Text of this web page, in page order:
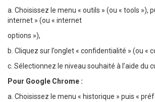
a. Choisissez le menu « outils » (ou « tools »),
internet » (ou « internet
options »),
b. Cliquez sur l’onglet « confidentialité » (ou «
c. Sélectionnez le niveau souhaité à l’aide du
Pour Google Chrome :
a. Choisissez le menu « historique » puis «